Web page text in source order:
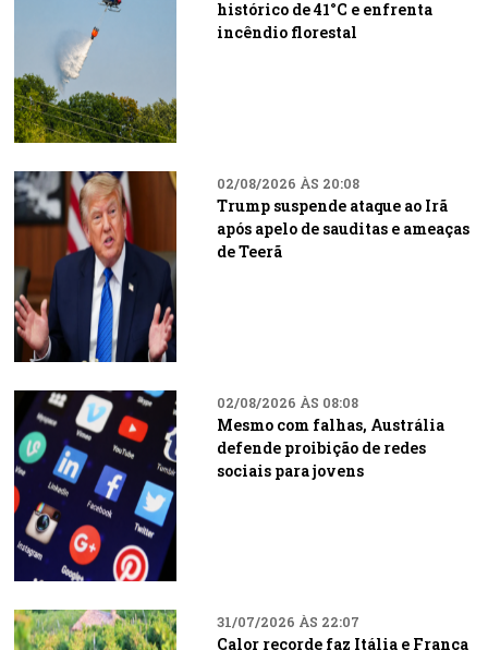
histórico de 41°C e enfrenta
incêndio florestal
02/08/2026 ÀS 20:08
Trump suspende ataque ao Irã
após apelo de sauditas e ameaças
de Teerã
02/08/2026 ÀS 08:08
Mesmo com falhas, Austrália
defende proibição de redes
sociais para jovens
31/07/2026 ÀS 22:07
Calor recorde faz Itália e França